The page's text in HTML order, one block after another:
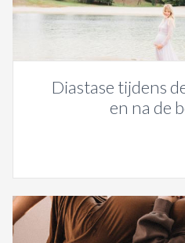
Diastase tijdens
en na de